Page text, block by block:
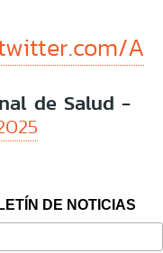
A
de Salud -
DE NOTICIAS